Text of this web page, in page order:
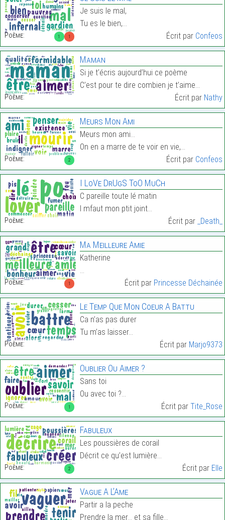
1 1
Poème:
Je suis le mal,
Tu es le bien,…
Écrit par Confeos
Poème:
Maman
Si je t’écris aujourd’hui ce poème
C’est pour te dire combien je t’aime…
Écrit par Nathy
2
Poème:
Meurs Mon Ami
Meurs mon ami…
On en a marre de te voir en vie,…
Écrit par Confeos
Poème:
I LoVe DrUgS ToO MuCh
C pareille toute lé matin
I mfaut mon ptit joint…
Écrit par
_Death_
1
Poème:
Ma Meilleure Amie
Katherine
…
Écrit par Princesse Déchainée
Poème:
Le Temp Que Mon Coeur A Battu
Ca n’as pas durer
Tu m’as laisser…
Écrit par Marjo9373
1
Poème:
Oublier Ou Aimer ?
Sans toi
Ou avec toi ?…
Écrit par Tite_Rose
2
Poème:
Fabuleux
Les poussières de corail
Décrit ce qu’est lumière…
Écrit par Elle
Vague A L’Ame
Partir a la peche
Prendre la mer… et sa fille…